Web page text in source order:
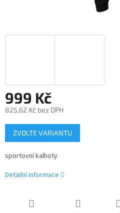
999 Kč
825,62 Kč bez DPH
Měrná
cena:
ZVOLTE VARIANTU
sportovní kalhoty
Detailní informace